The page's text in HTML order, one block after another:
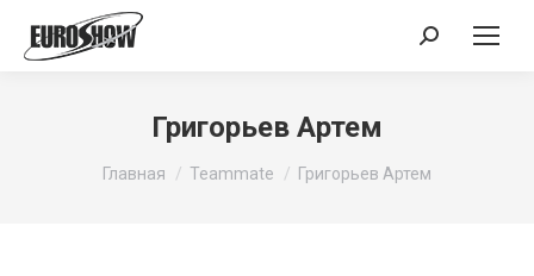
Поиск:
Григорьев Артем
Вы здесь:
Главная Teammate Григорьев Артем